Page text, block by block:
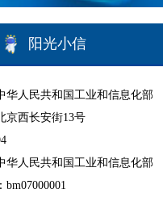
阳光小信
华人民共和国工业和信息化部
京西长安街13号
华人民共和国工业和信息化部